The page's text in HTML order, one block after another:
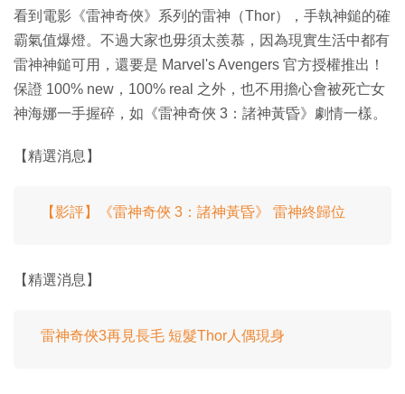
看到電影《雷神奇俠》系列的雷神（Thor），手執神鎚的確
霸氣值爆燈。不過大家也毋須太羨慕，因為現實生活中都有
雷神神鎚可用，還要是 Marvel's Avengers 官方授權推出！
保證 100% new，100% real 之外，也不用擔心會被死亡女
神海娜一手握碎，如《雷神奇俠 3：諸神黃昏》劇情一樣。
【精選消息】
【影評】《雷神奇俠 3：諸神黃昏》 雷神終歸位
【精選消息】
雷神奇俠3再見長毛 短髮Thor人偶現身